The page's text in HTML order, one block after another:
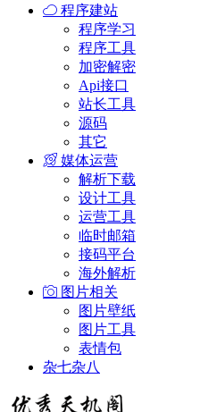
程序建站
程序学习
程序工具
加密解密
Api接口
站长工具
源码
其它
媒体运营
解析下载
设计工具
运营工具
临时邮箱
接码平台
海外解析
图片相关
图片壁纸
图片工具
表情包
杂七杂八